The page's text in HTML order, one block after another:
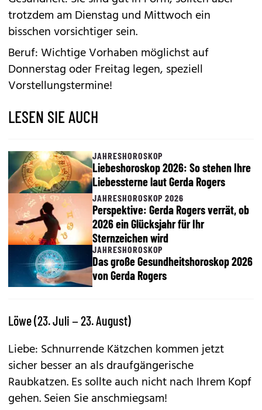
trotzdem am Dienstag und Mittwoch ein
bisschen vorsichtiger sein.
Beruf: Wichtige Vorhaben möglichst auf
Donnerstag oder Freitag legen, speziell
Vorstellungstermine!
LESEN SIE AUCH
JAHRESHOROSKOP
Liebeshoroskop 2026: So stehen Ihre
Liebessterne laut Gerda Rogers
JAHRESHOROSKOP 2026
Perspektive: Gerda Rogers verrät, ob
2026 ein Glücksjahr für Ihr
Sternzeichen wird
JAHRESHOROSKOP
Das große Gesundheitshoroskop 2026
von Gerda Rogers
Löwe (23. Juli – 23. August)
Liebe: Schnurrende Kätzchen kommen jetzt
sicher besser an als draufgängerische
Raubkatzen. Es sollte auch nicht nach Ihrem Kopf
gehen. Seien Sie anschmiegsam!